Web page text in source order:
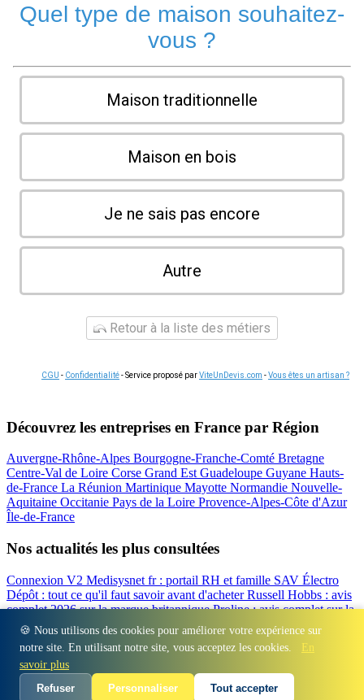
🍪 Nous utilisons des cookies pour améliorer votre expérience sur
notre site. En utilisant notre site, vous acceptez les cookies.
En
savoir plus
Refuser
Personnaliser Tout accepter
Quel type de maison souhaitez-
vous ?
Maison traditionnelle
Maison en bois
Je ne sais pas encore
Autre
Retour à la liste des métiers
CGU - Confidentialité- Service proposé parViteUnDevis.com -Vous êtes un artisan ?
Découvrez les entreprises en France par Région
Auvergne-Rhône-Alpes Bourgogne-Franche-Comté Bretagne
Centre-Val de Loire Corse Grand Est Guadeloupe Guyane Hauts-
de-France La Réunion Martinique Mayotte Normandie Nouvelle-
Aquitaine Occitanie Pays de la Loire Provence-Alpes-Côte d'Azur
Île-de-France
Nos actualités les plus consultées
Connexion V2 Medisysnet fr : portail RH et famille SAV Électro
Dépôt : tout ce qu'il faut savoir avant d'acheterRussell Hobbs : avis
complet 2026 sur la marque britanniqueProline : avis complet sur la
marque d'électroménagerValberg avis 2026 : notre test complet de
la marque Beko : Avis sur la marque turque d'électroménager
Régions - Départements - Villes - Entreprises - Marques Contact
Espace presse
© 2026 Auris Immo. Tous droits réservés.